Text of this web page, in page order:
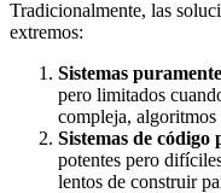
Tradicionalmente, las
extremos:
Sistemas
pero limitados
compleja, algoritmos
Sistemas de
potentes pero
lentos de construir